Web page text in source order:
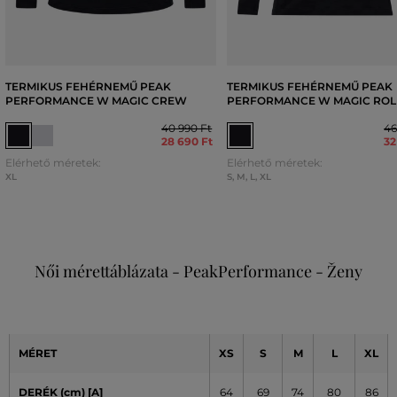
TERMIKUS FEHÉRNEMŰ PEAK
PERFORMANCE W MAGIC CREW
40 990 Ft
28 690 Ft
Elérhető méretek:
XL
TERMIKUS FEHÉRNEMŰ PEAK
PERFORMANCE W MAGIC
Elérhető méretek:
S, M, L, XL
Női mérettáblázata - PeakPerformance - Ženy
MÉRET XS S M L XL
DERÉK (cm) [A] 64 69 74 80 86